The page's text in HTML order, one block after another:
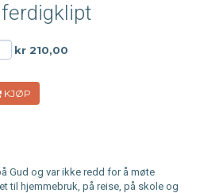
kr 210,00
KJØP
Gud og var ikke redd for å møte
til hjemmebruk, på reise, på skole og